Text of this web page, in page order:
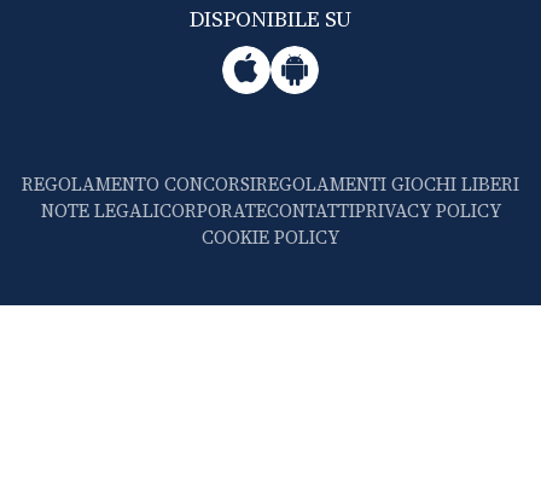
DISPONIBILE SU
REGOLAMENTO CONCORSIREGOLAMENTI GIOCHI LIBERI
NOTE LEGALICORPORATECONTATTIPRIVACY POLICY
COOKIE POLICY